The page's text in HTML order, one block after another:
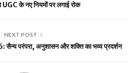
UGC के नए नियमों पर लगाई रोक
NEXT POST
परंपरा, अनुशासन और शक्ति का भव्य प्रदर्शन